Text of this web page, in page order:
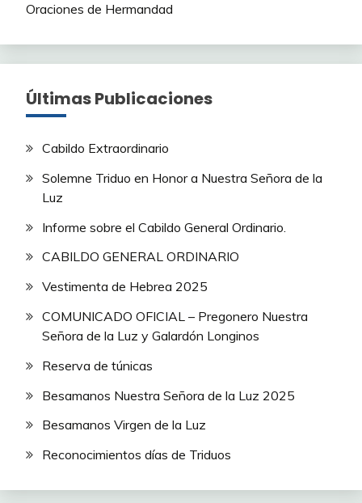
Oraciones de Hermandad
Últimas Publicaciones
Cabildo Extraordinario
Solemne Triduo en Honor a Nuestra Señora de la
Luz
Informe sobre el Cabildo General Ordinario.
CABILDO GENERAL ORDINARIO
Vestimenta de Hebrea 2025
COMUNICADO OFICIAL – Pregonero Nuestra
Señora de la Luz y Galardón Longinos
Reserva de túnicas
Besamanos Nuestra Señora de la Luz 2025
Besamanos Virgen de la Luz
Reconocimientos días de Triduos